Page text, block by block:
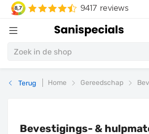
Terug Home Gereedschap
Bevestigings- &